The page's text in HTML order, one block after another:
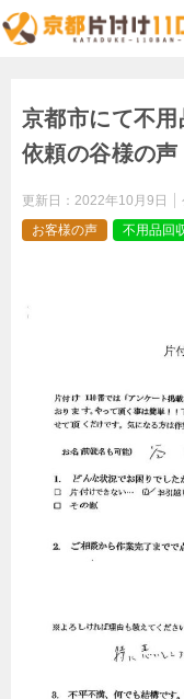
京都市にて不
依頼の谷様の声
更新日： 2022年10月9日
お客様の声
不用品回